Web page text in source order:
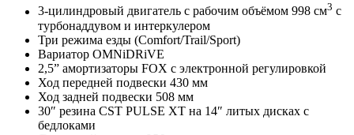
3-цилиндровый двигатель с рабочим объёмом 998 см3 с
турбонаддувом и интеркулером
Три режима езды (Comfort/Trail/Sport)
Вариатор OMNiDRiVE
2,5” амортизаторы FOX с электронной регулировкой
Ход передней подвески 430 мм
Ход задней подвески 508 мм
30″ резина CST PULSE XT на 14″ литых дисках с
бедлоками